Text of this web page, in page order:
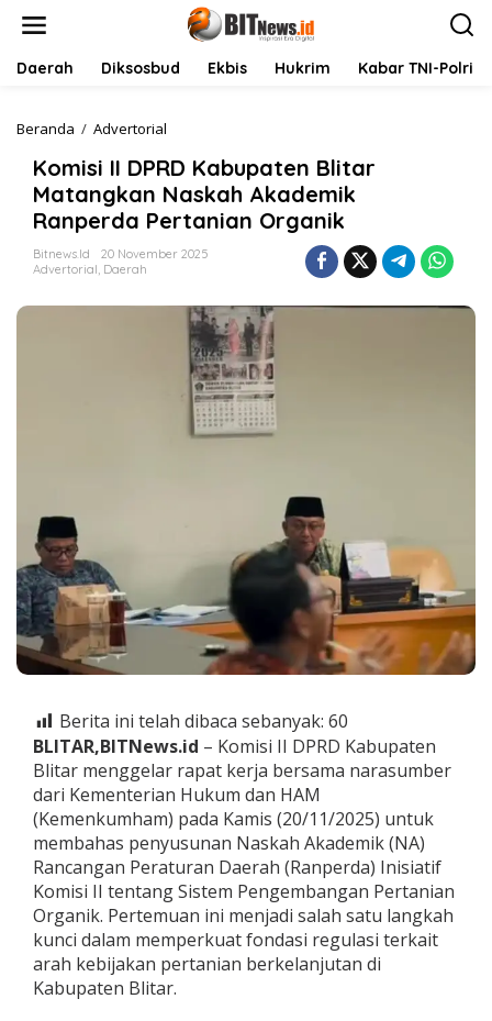
Daerah Diksosbud Ekbis Hukrim Kabar TNI-Polri
Beranda / Advertorial
m
i
s
i
I
P
t
a
a
n
k
a
n
N
a
s
k
a
h
A
a
Komisi II DPRD Kabupaten Blitar
Matangkan Naskah Akademik
Ranperda Pertanian Organik
Bitnews.id
20 November 2025
Advertorial, Daerah
Berita ini telah dibaca sebanyak: 60
BLITAR,BITNews.id – Komisi II DPRD Kabupaten
Blitar menggelar rapat kerja bersama narasumber
dari Kementerian Hukum dan HAM
(Kemenkumham) pada Kamis (20/11/2025) untuk
membahas penyusunan Naskah Akademik (NA)
Rancangan Peraturan Daerah (Ranperda) Inisiatif
Komisi II tentang Sistem Pengembangan Pertanian
Organik. Pertemuan ini menjadi salah satu langkah
kunci dalam memperkuat fondasi regulasi terkait
arah kebijakan pertanian berkelanjutan di
Kabupaten Blitar.